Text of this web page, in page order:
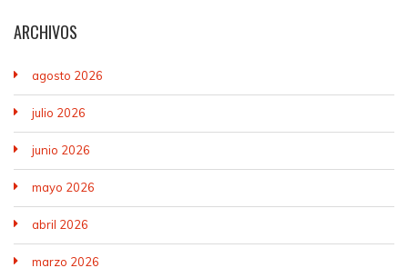
ARCHIVOS
agosto 2026
julio 2026
junio 2026
mayo 2026
abril 2026
marzo 2026